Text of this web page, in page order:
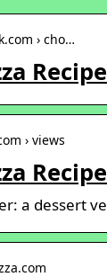
› cho…
› views
a dessert